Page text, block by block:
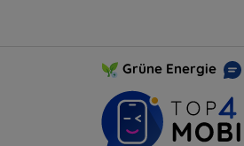
Grüne Energie